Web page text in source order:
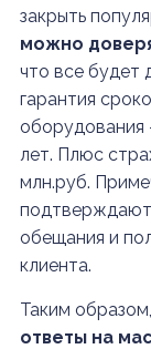
закрыть
можно
что все будет
гарантия
оборудования
лет. Плюс
млн.руб.
обещания и
клиента.
Таким образом,
ответы на